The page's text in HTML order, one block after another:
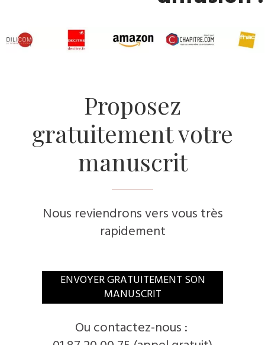
​Proposez
gratuitement votre
manuscrit
Nous reviendrons vers vous très
rapidement
​ENVOYER GRATUITEMENT SON
MANUSCRIT
​Ou contactez-nous :